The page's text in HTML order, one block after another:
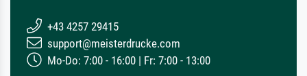
+43 4257 29415
support@meisterdrucke.com
Mo-Do: 7:00 - 16:00 | Fr: 7:00 - 13:00